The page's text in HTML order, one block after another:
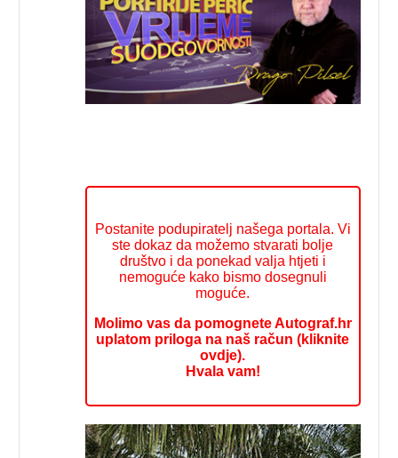
Postanite podupiratelj našega portala. Vi
ste dokaz da možemo stvarati bolje
društvo i da ponekad valja htjeti i
nemoguće kako bismo dosegnuli
moguće.
Molimo vas da pomognete Autograf.hr
uplatom priloga na naš račun (kliknite
ovdje).
Hvala vam!